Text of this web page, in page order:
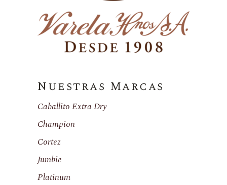
Nuestras Marcas
Caballito Extra Dry
Champion
Cortez
Jumbie
Platinum